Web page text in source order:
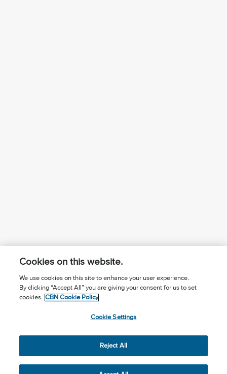
¿Conoces a Jesús?
Suscríbase al boletín
Seguir Mundo Cristiano
Terms of Use
Cookie Settings
Cookies on this website.
We use cookies on this site to enhance your user experience.
By clicking “Accept All” you are giving your consent for us to set
cookies. CBN Cookie Policy
Cookie Settings
Reject All